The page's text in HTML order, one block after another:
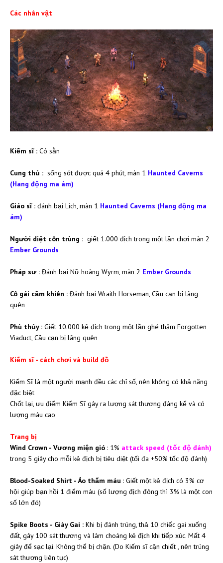
Các nhân vật
Kiếm sĩ : Có sẵn
Cung thủ : sống sót được quá 4 phút, màn 1 Haunted Caverns
(Hang động ma ám)
Giáo sĩ : đánh bại Lich, màn 1 Haunted Caverns (Hang động ma
ám)
Người diệt côn trùng : giết 1.000 địch trong một lần chơi màn 2
Ember Grounds
Pháp sư : Đánh bại Nữ hoàng Wyrm, màn 2 Ember Grounds
Cô gái cầm khiên : Đánh bại Wraith Horseman, Cầu cạn bị lãng
quên
Phù thủy : Giết 10.000 kẻ địch trong một lần ghé thăm Forgotten
Viaduct, Cầu cạn bị lãng quên
Kiếm sĩ - cách chơi và build đồ
Kiếm Sĩ là một người mạnh đều các chỉ số, nên không có khả năng
đặc biệt
Chốt lại, ưu điểm Kiếm Sĩ gây ra lượng sát thương đáng kể và có
lượng máu cao
Trang bị
Wind Crown - Vương miện gió : 1% attack speed (tốc độ đánh)
trong 5 giây cho mỗi kẻ địch bị tiêu diệt (tối đa +50% tốc độ đánh)
Blood-Soaked Shirt - Áo thấm máu : Giết một kẻ địch có 3% cơ
hội giúp bạn hồi 1 điểm máu (số lượng địch đông thì 3% là một con
số lớn đó)
Spike Boots - Giày Gai : Khi bị đánh trúng, thả 10 chiếc gai xuống
đất, gây 100 sát thương và làm choáng kẻ địch khi tiếp xúc. Mất 4
giây để sạc lại. Không thể bị chặn. (Do Kiếm sĩ cận chiết , nên trúng
sát thương liên tục)